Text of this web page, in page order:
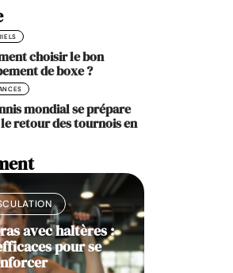
choisir le bon
de boxe ?
mondial se prépare
retour des tournois en
avec haltères :
pour se